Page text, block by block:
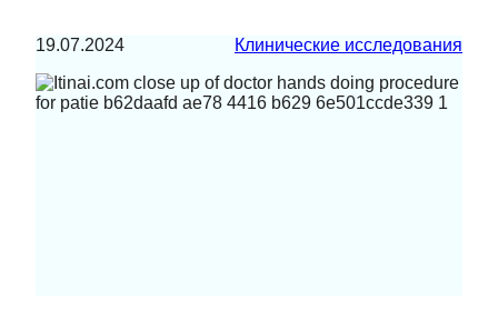
19.07.2024 Клинические исследования